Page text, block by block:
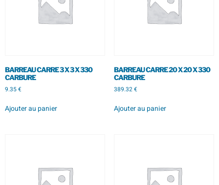
BARREAU CARRE 3 X 3 X 330
CARBURE
9.35€
Ajouter au panier
BARREAU CARRE 20 X 20 X 330
CARBURE
389.32€
Ajouter au panier